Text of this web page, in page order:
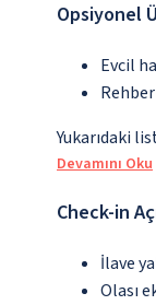
Opsiyonel
Evcil
Yukarıdaki
Devamını Oku
Check-in
İlave
Olası